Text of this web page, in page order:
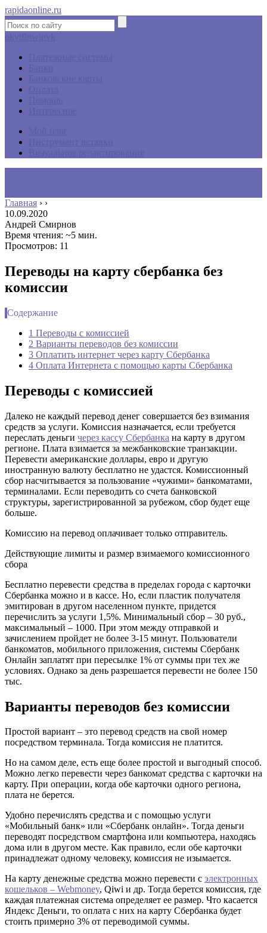
rapidaonline.ru
Главная › ›
10.09.2020
Андрей Смирнов
Время чтения: ~5 мин.
Просмотров: 11
Переводы на карту сбербанка без
комиссии
Содержание
1 Переводы с комиссией
2 Варианты переводов без комиссии
3 Оплатить интернет через карту Сбербанка
4 Оплата Интернета с помощью карты Сбербанка
Переводы с комиссией
Далеко не каждый перевод денег совершается без взимания
средств за услуги. Комиссия назначается, если требуется
переслать деньги через кассу Сбербанка на карту в другом
регионе. Плата взимается за межбанковские транзакции.
Перевести американские доллары, евро и другую
иностранную валюту бесплатно не удастся. Комиссионный
сбор насчитывается за пользование «чужими» банкоматами,
терминалами. Если переводить со счета банковской
структуры, зарегистрированной за рубежом, сбор будет еще
больше.
Комиссию на перевод оплачивает только отправитель.
Действующие лимиты и размер взимаемого комиссионного
сбора
Бесплатно перевести средства в пределах города с карточки
Сбербанка можно и в кассе. Но, если пластик получателя
эмитирован в другом населенном пункте, придется
перечислить за услуги 1,5%. Минимальный сбор – 30 руб.,
максимальный – 1000. При этом между отправкой и
зачислением пройдет не более 3-15 минут. Пользователи
банкоматов, мобильного приложения, системы Сбербанк
Онлайн заплатят при пересылке 1% от суммы при тех же
условиях. Однако за день разрешается перевести не более 150
тыс.
Варианты переводов без комиссии
Простой вариант – это перевод средств на свой номер
посредством терминала. Тогда комиссия не платится.
Но на самом деле, есть еще более простой и выгодный способ.
Можно легко перевести через банкомат средства с карточки на
карту. При операции, когда обе карточки одного региона,
плата не берется.
Удобно перечислять средства и с помощью услуги
«Мобильный банк» или «Сбербанк онлайн». Тогда деньги
переводят посредством смартфона или компьютера, находясь
дома или в другом месте. Как правило, если обе карточки
принадлежат одному человеку, комиссия не изымается.
На карту денежные средства можно перевести с электронных
кошельков – Webmoney, Qiwi и др. Тогда берется комиссия, где
каждая платежная система определяет ее размер. Что касается
Яндекс Деньги, то оплата с них на карту Сбербанка будет
стоить примерно 3% от переводимой суммы.